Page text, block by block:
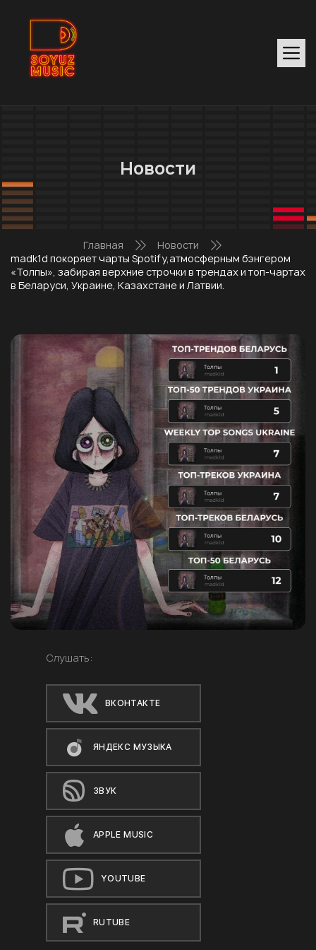
Новости
Главная
Новости
madk1d покоряет чарты Spotify,атмосферным бэнгером
«Толпы», забирая верхние строчки в трендах и топ-чартах
в Беларуси, Украине, Казахстане и Латвии.
Слушать:
ВКОНТАКТЕ
ЯНДЕКС МУЗЫКА
ЗВУК
APPLE MUSIC
YOUTUBE
RUTUBE